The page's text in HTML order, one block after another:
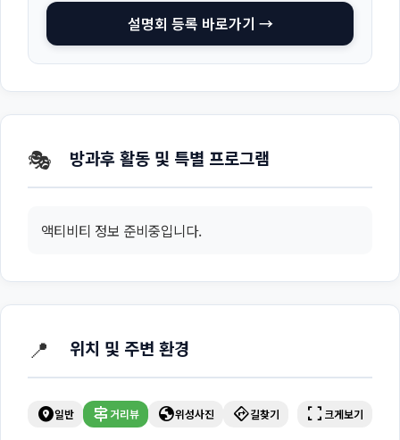
설명회 등록 바로가기 →
🎭 방과후 활동 및 특별 프로그램
액티비티 정보 준비중입니다.
📍 위치 및 주변 환경
explore_nearby일반 signpost거리뷰 globe위성사진 directions길찾기 fullscreen 크게보기